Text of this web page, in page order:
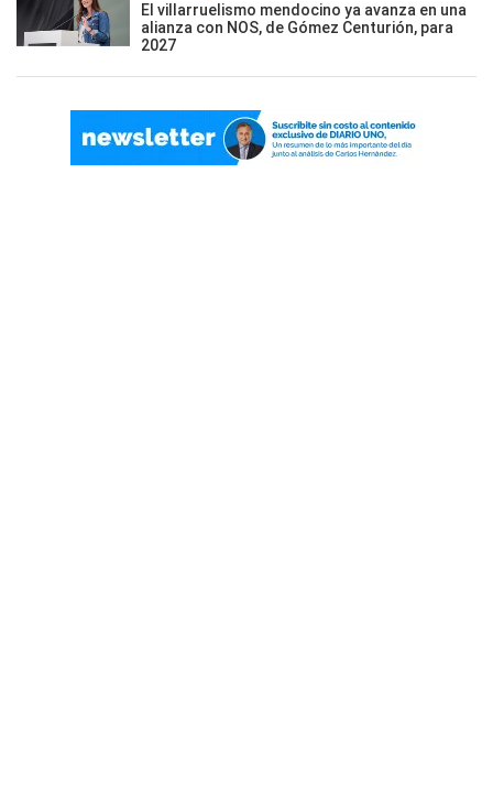
El villarruelismo mendocino ya avanza en una
alianza con NOS, de Gómez Centurión, para
2027